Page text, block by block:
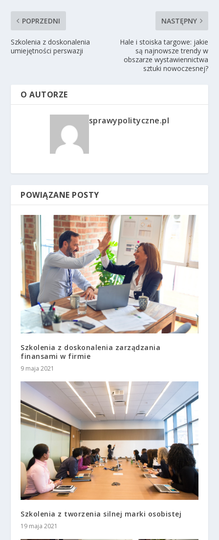
POPRZEDNI
Szkolenia z doskonalenia
umiejętności perswazji
NASTĘPNY
Hale i stoiska targowe: jakie
są najnowsze trendy w
obszarze wystawiennictwa
sztuki nowoczesnej?
O AUTORZE
sprawypolityczne.pl
POWIĄZANE POSTY
Szkolenia z doskonalenia zarządzania
finansami w firmie
9 maja 2021
Szkolenia z tworzenia silnej marki osobistej
19 maja 2021